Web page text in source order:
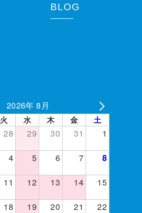
BLOG
2026年 8月
火 水 木 金 土
28 29 30 31
1
4 5 6 7 8
11 12 13 14
15
18 19 20 21
22